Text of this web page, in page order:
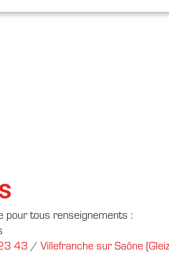
pour tous renseignements :
43 / Villefranche sur Saône